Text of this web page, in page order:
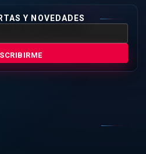
Y NOVEDADES